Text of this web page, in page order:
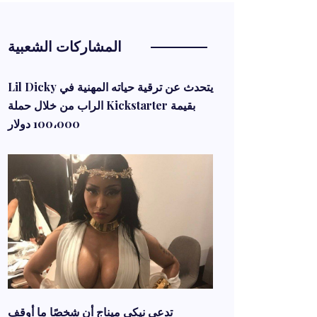
المشاركات الشعبية
Lil Dicky يتحدث عن ترقية حياته المهنية في
الراب من خلال حملة Kickstarter بقيمة
100،000 دولار
تدعي نيكي ميناج أن شخصًا ما أوقف